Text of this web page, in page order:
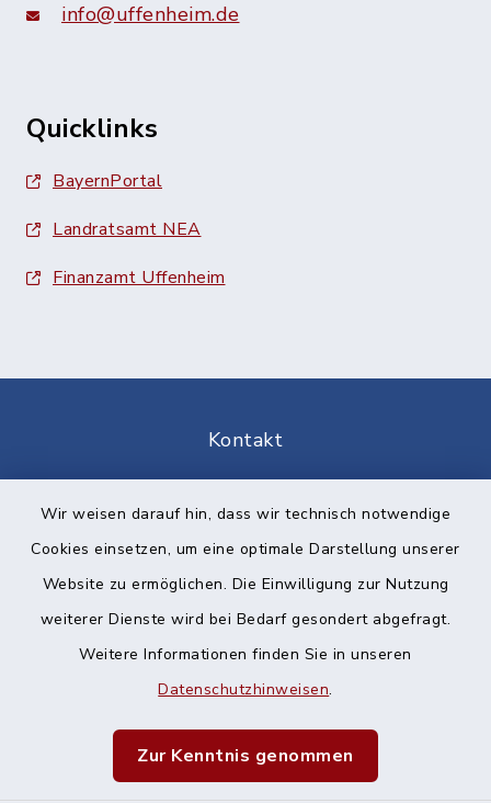
Wir weisen darauf hin, dass wir technisch notwendige
Cookies einsetzen, um eine optimale Darstellung unserer
Website zu ermöglichen. Die Einwilligung zur Nutzung
weiterer Dienste wird bei Bedarf gesondert abgefragt.
Weitere Informationen finden Sie in unseren
Datenschutzhinweisen.
Zur Kenntnis genommen
info@uffenheim.de
Quicklinks
BayernPortal
Landratsamt NEA
Finanzamt Uffenheim
Kontakt
Datenschutz
Impressum
Sitemap
Cookie-Einstellungen